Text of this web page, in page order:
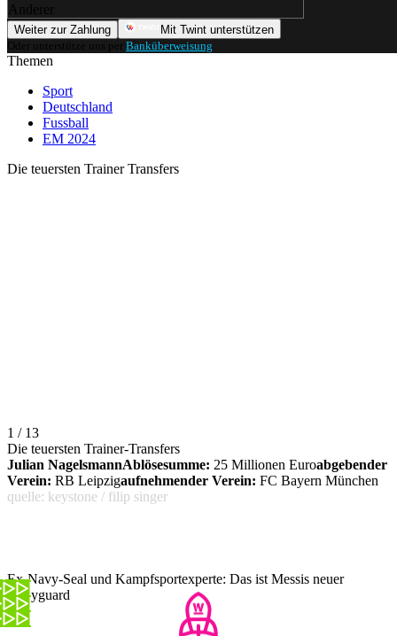
Anderer
Weiter zur Zahlung
Mit Twint unterstützen
Oder unterstütze uns per Banküberweisung
Themen
Sport
Deutschland
Fussball
EM 2024
Die teuersten Trainer Transfers
1 / 13
Die teuersten Trainer-Transfers
Julian NagelsmannAblösesumme: 25 Millionen Euroabgebender
Verein: RB Leipzigaufnehmender Verein: FC Bayern München
quelle: keystone / filip singer
Ex-Navy-Seal und Kampfsportexperte: Das ist Messis neuer
Bodyguard